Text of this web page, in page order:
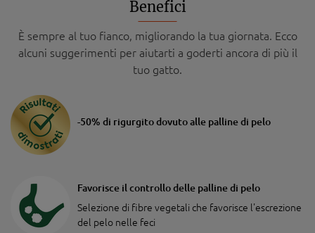
Benefici
È sempre al tuo fianco, migliorando la tua giornata. Ecco
alcuni suggerimenti per aiutarti a goderti ancora di più il
tuo gatto.
-50% di rigurgito dovuto alle palline di pelo
Favorisce il controllo delle palline di pelo
Selezione di fibre vegetali che favorisce l'escrezione
del pelo nelle feci